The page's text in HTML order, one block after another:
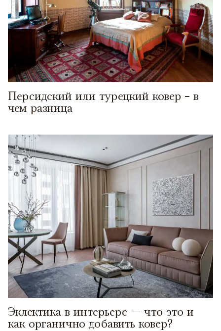
Персидский или турецкий ковер - в
чем разница
Эклектика в интерьере — что это и
как органично добавить ковер?